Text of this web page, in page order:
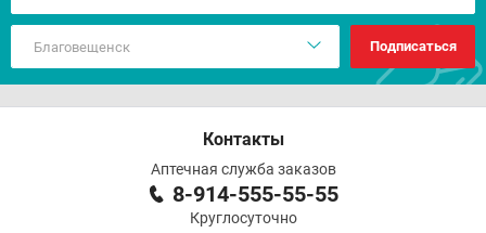
Подписаться
Контакты
Аптечная служба заказов
8-914-555-55-55
Круглосуточно